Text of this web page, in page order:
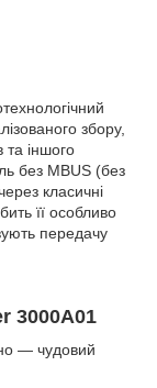
збору,
та іншого
без MBUS (без
класичні
її особливо
передачу
3000A01
— чудовий